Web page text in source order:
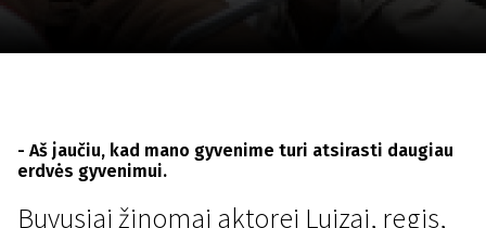
- Aš jaučiu, kad mano gyvenime turi atsirasti daugiau
erdvės gyvenimui.
Buvusiai žinomai aktorei Luizai, regis,